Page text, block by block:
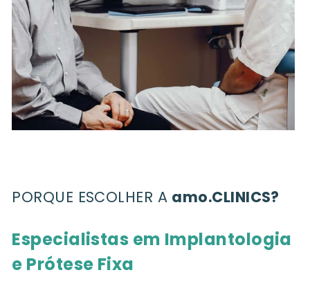
PORQUE ESCOLHER A amo.CLINICS?
Especialistas em Implantologia
e Prótese Fixa